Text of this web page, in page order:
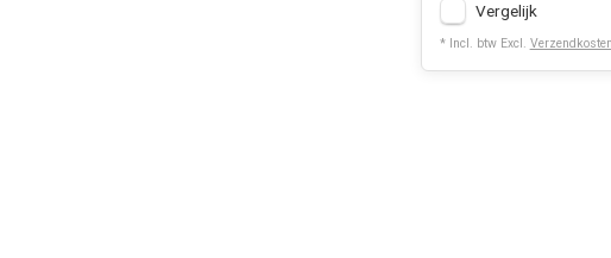
Vergelijk
* Incl. btw Excl. Verzendkosten